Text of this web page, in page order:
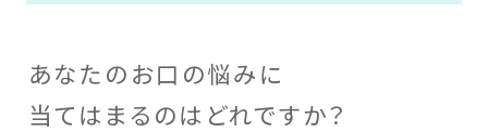
あなたのお口の悩みに
当てはまるのはどれですか？